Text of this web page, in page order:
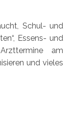
Schul- und
Essens- und
am
und vieles